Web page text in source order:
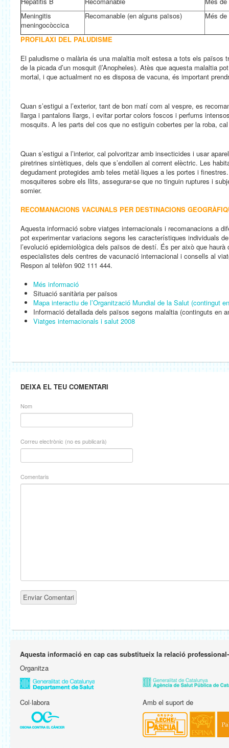
Meningitis
meningocòccica
Recomanable (en alguns països) Més
PROFILAXI DEL PALUDISME
El paludisme o malària és una malaltia molt estesa a tots els països
de la picada d’un mosquit (l’Anopheles). Atès que aquesta malaltia
mortal, i que actualment no es disposa de vacuna, és important
Quan s’estigui a l’exterior, tant de bon matí com al vespre, es
llarga i pantalons llargs, i evitar portar colors foscos i perfums
mosquits. A les parts del cos que no estiguin cobertes per la roba, cal
Quan s’estigui a l’interior, cal polvoritzar amb insecticides i usar
piretrines sintètiques, dels que s’endollen al corrent elèctric. Les
degudament protegides amb teles metàl·liques a les portes i
mosquiteres sobre els llits, assegurar-se que no tinguin ruptures i
somier.
RECOMANACIONS VACUNALS PER DESTINACIONS
Aquesta informació sobre viatges internacionals i recomanacions a
pot experimentar variacions segons les característiques individuals
l’evolució epidemiològica dels països de destí. És per això que
especialistes dels centres de vacunació internacional i consells al
Respon al telèfon 902 111 444.
Més informació
Situació sanitària per països
Mapa interactiu de l’Organització Mundial de la Salut (contingut
Informació detallada dels països segons malaltia (continguts en
Viatges internacionals i salut 2008
DEIXA EL TEU COMENTARI
Nom
Correu electrònic (no es publicarà)
Comentaris
Aquesta informació en cap cas substitueix la relació
Organitza
Col·labora Amb el suport de